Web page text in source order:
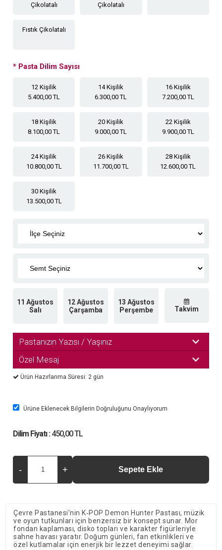
Çikolatalı
Çikolatalı
Fıstık Çikolatalı
* Pasta Dilim Sayısı
12 Kişilik
5.400,00 TL
14 Kişilik
6.300,00 TL
16 Kişilik
7.200,00 TL
18 Kişilik
8.100,00 TL
20 Kişilik
9.000,00 TL
22 Kişilik
9.900,00 TL
24 Kişilik
10.800,00 TL
26 Kişilik
11.700,00 TL
28 Kişilik
12.600,00 TL
30 Kişilik
13.500,00 TL
11 Ağustos
Salı
12 Ağustos
Çarşamba
13 Ağustos
Perşembe
Takvim
Pastanızın Yazısı / Yaşınız
Özel Mesaj
Ürün Hazırlanma Süresi: 2 gün
Ürüne Eklenecek Bilgilerin Doğruluğunu Onaylıyorum
Dilim Fiyatı : 450,00 TL
Çevre Pastanesi’nin K‑POP Demon Hunter Pastası, müzik
ve oyun tutkunları için benzersiz bir konsept sunar. Mor
fondan kaplaması, disko topları ve karakter figürleriyle
sahne havası yaratır. Doğum günleri, fan etkinlikleri ve
özel kutlamalar için enerjik bir lezzet deneyimi sağlar.